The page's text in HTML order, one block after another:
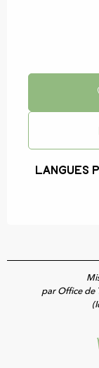
Langues
Langues
par Office de